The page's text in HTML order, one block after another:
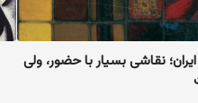
نقاشی بسیار با حضور، ولی